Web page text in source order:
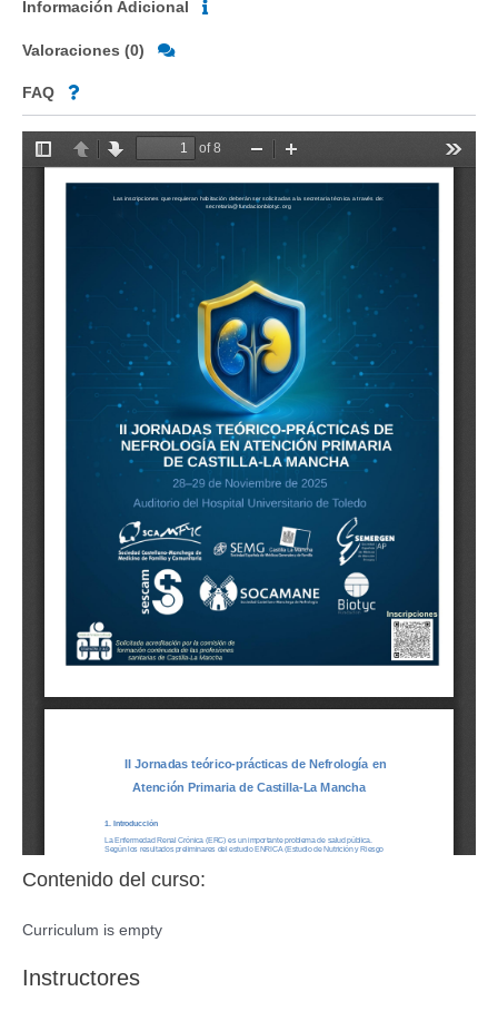
Información Adicional
Valoraciones (0)
FAQ
Contenido del curso:
Curriculum is empty
Instructores